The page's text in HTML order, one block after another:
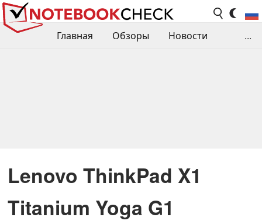
Главная Обзоры
Новости
...
Lenovo ThinkPad X1
Titanium Yoga G1